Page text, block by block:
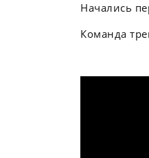
Начались
Команда